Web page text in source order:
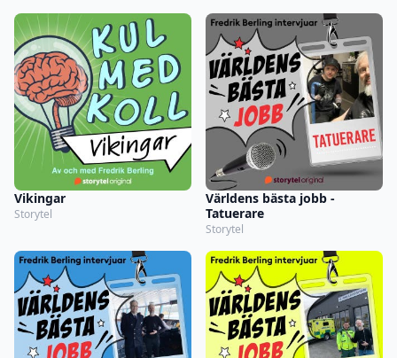
Vikingar
Storytel
Världens bästa jobb -
Tatuerare
Storytel